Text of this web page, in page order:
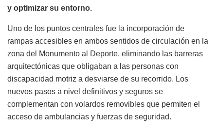
y optimizar su entorno.
Uno de los puntos centrales fue la incorporación de
rampas accesibles en ambos sentidos de circulación en la
zona del Monumento al Deporte, eliminando las barreras
arquitectónicas que obligaban a las personas con
discapacidad motriz a desviarse de su recorrido. Los
nuevos pasos a nivel definitivos y seguros se
complementan con volardos removibles que permiten el
acceso de ambulancias y fuerzas de seguridad.